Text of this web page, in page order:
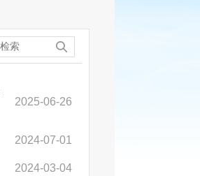
2025-06-26
2024-07-01
2024-03-04